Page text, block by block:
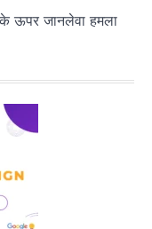
ऊपर जानलेवा हमला